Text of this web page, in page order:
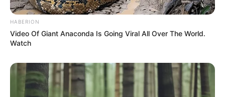
HABERION
Video Of Giant Anaconda Is Going Viral All Over The World.
Watch